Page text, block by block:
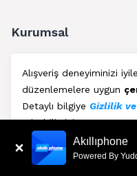
Alışveriş deneyiminizi
düzenlemelere uygun
Detaylı bilgiye Gizlilik ve
erişebilirsiniz.
Kurumsal
Müşteri Hizmetleri
Üyelik
Blog Akıllıphone
Powered By